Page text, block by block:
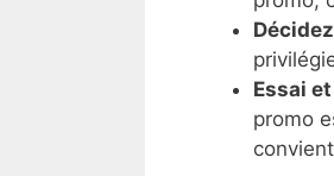
Essai
promo